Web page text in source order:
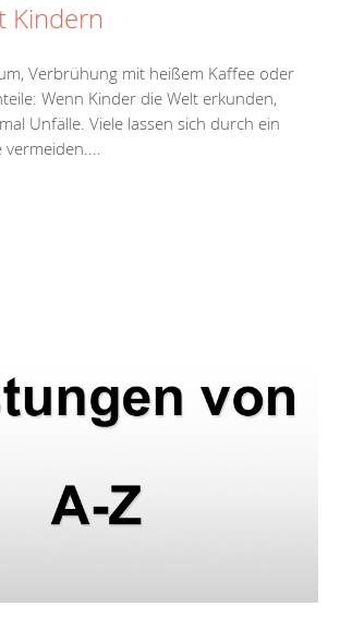
Kindern
Verbrühung mit heißem Kaffee oder
Wenn Kinder die Welt erkunden,
Unfälle. Viele lassen sich durch ein